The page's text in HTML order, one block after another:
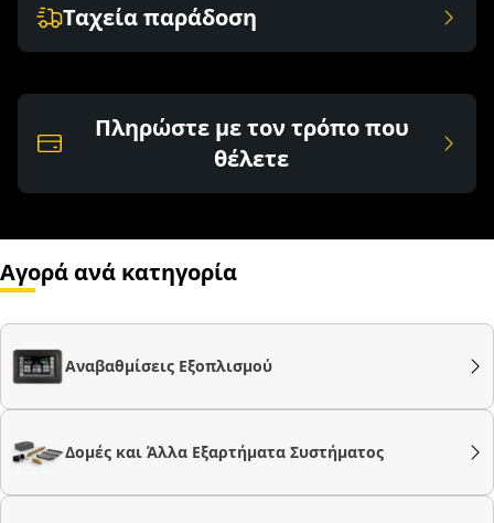
Ταχεία παράδοση
Πληρώστε με τον τρόπο που
θέλετε
Αγορά ανά κατηγορία
Αναβαθμίσεις Εξοπλισμού
Δομές και Άλλα Εξαρτήματα Συστήματος